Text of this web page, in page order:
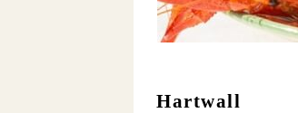
Hartwall